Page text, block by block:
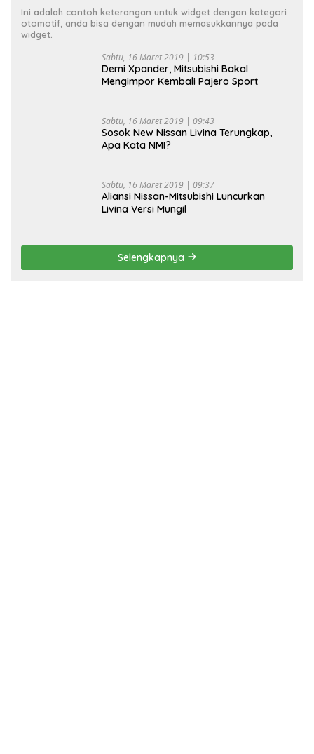
Ini adalah contoh keterangan untuk widget dengan kategori
otomotif, anda bisa dengan mudah memasukkannya pada
widget.
Sabtu, 16 Maret 2019 | 10:53
Demi Xpander, Mitsubishi Bakal
Mengimpor Kembali Pajero Sport
Sabtu, 16 Maret 2019 | 09:43
Sosok New Nissan Livina Terungkap,
Apa Kata NMI?
Sabtu, 16 Maret 2019 | 09:37
Aliansi Nissan-Mitsubishi Luncurkan
Livina Versi Mungil
Selengkapnya